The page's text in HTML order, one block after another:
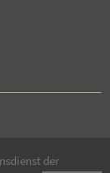
der